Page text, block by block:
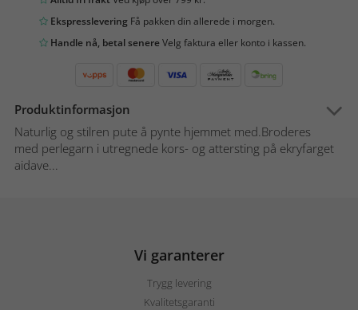
Ekspresslevering Få pakken din allerede i morgen.
Handle nå, betal senereVelg faktura eller konto i kassen.
Produktinformasjon
Naturlig og stilren pute å pynte hjemmet med.Broderes
med perlegarn i utregnede kors- og attersting på ekryfarget
aidave...
Vi garanterer
Trygg levering
Kvalitetsgaranti